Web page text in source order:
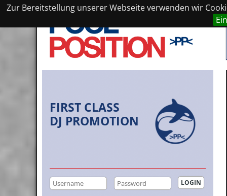
Zur Bereitstellung unserer Webseite verwenden wir
FIRST CLASS
DJ PROMOTION